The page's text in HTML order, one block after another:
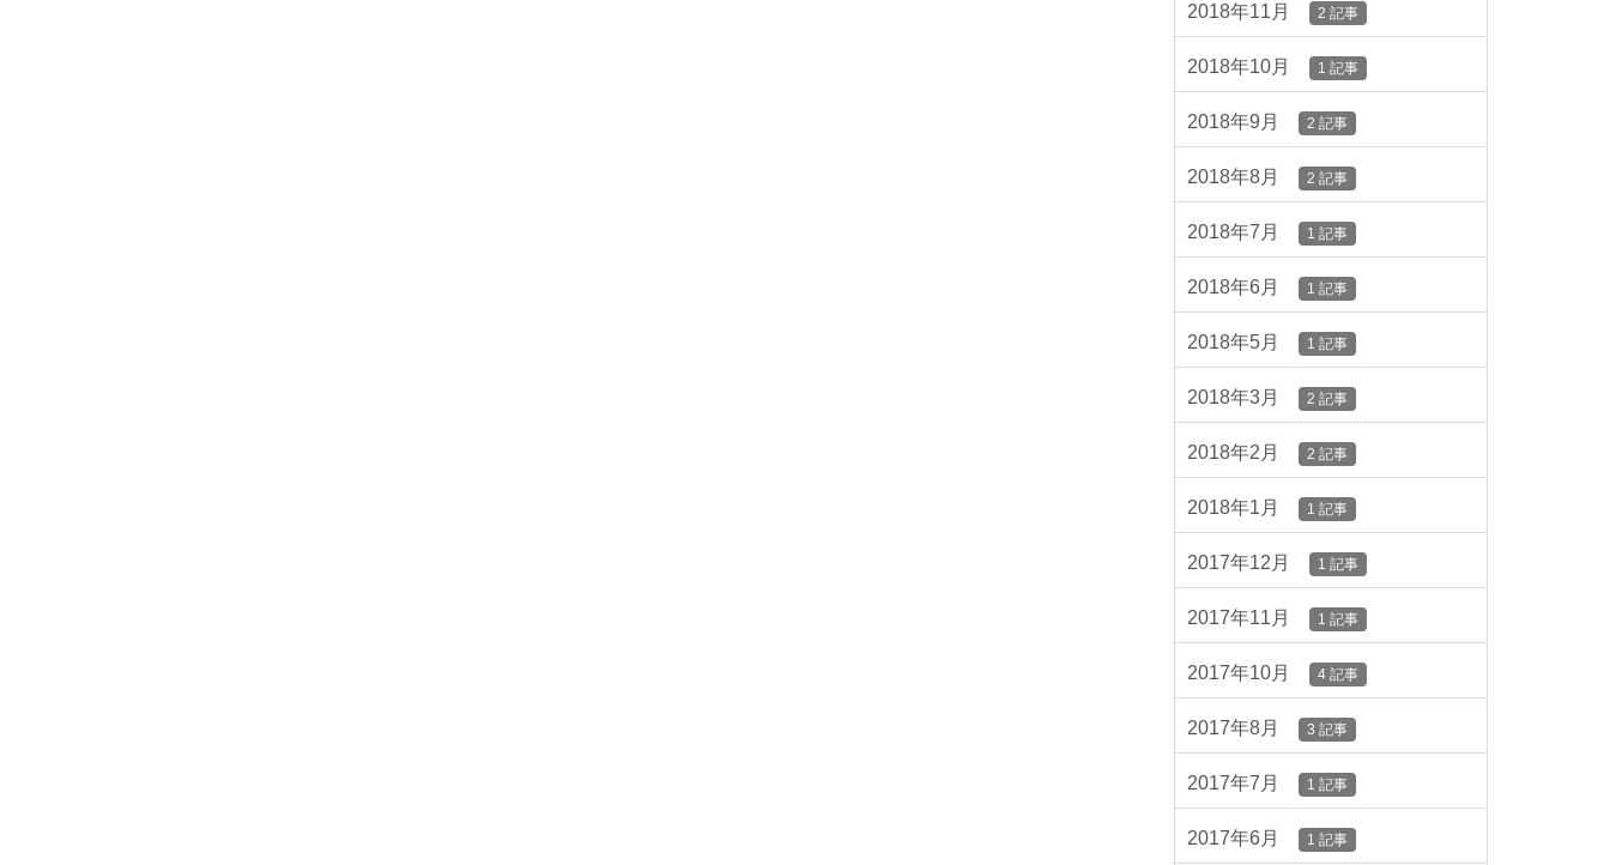
2018年11月 2 記事
2018年10月 1 記事
2018年9月 2 記事
2018年8月 2 記事
2018年7月 1 記事
2018年6月 1 記事
2018年5月 1 記事
2018年3月 2 記事
2018年2月 2 記事
2018年1月 1 記事
2017年12月 1 記事
2017年11月 1 記事
2017年10月 4 記事
2017年8月 3 記事
2017年7月 1 記事
2017年6月 1 記事